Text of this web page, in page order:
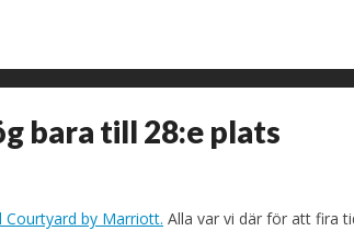
bara till 28:e plats
Courtyard by Marriott. Alla var vi där för att fira